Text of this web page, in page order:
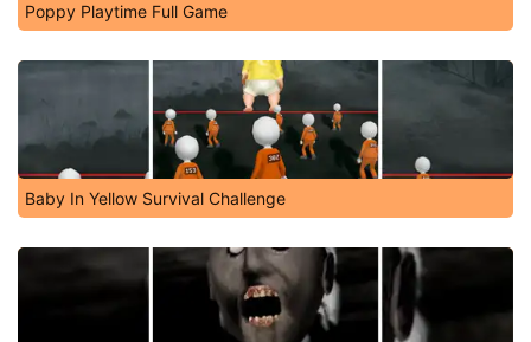
Poppy Playtime Full Game
Baby In Yellow Survival Challenge